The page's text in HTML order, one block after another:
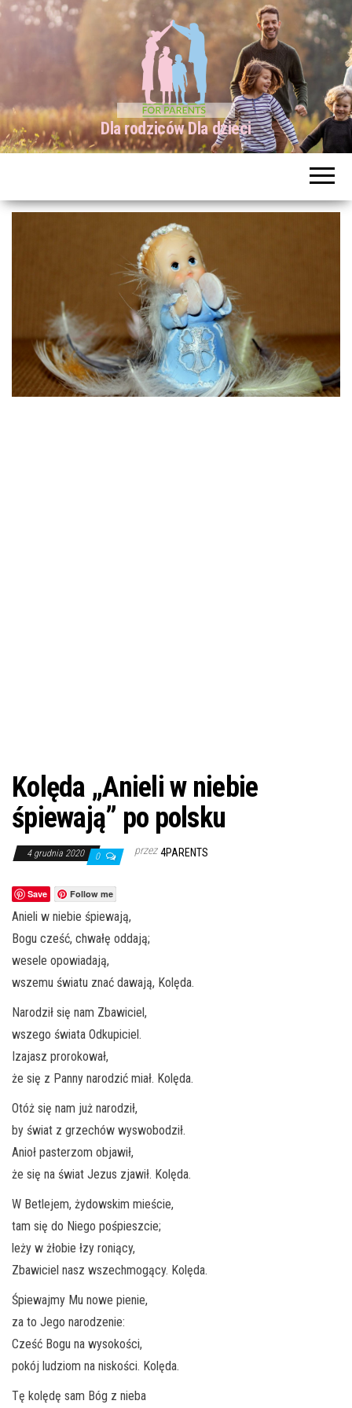
Dla rodziców Dla dzieci
Kolęda „Anieli w niebie
śpiewają” po polsku
4 grudnia 2020 0 przez 4PARENTS
Save Follow me
Anieli w niebie śpiewają,
Bogu cześć, chwałę oddają;
wesele opowiadają,
wszemu światu znać dawają, Kolęda.
Narodził się nam Zbawiciel,
wszego świata Odkupiciel.
Izajasz prorokował,
że się z Panny narodzić miał. Kolęda.
Otóż się nam już narodził,
by świat z grzechów wyswobodził.
Anioł pasterzom objawił,
że się na świat Jezus zjawił. Kolęda.
W Betlejem, żydowskim mieście,
tam się do Niego pośpieszcie;
leży w żłobie łzy roniący,
Zbawiciel nasz wszechmogący. Kolęda.
Śpiewajmy Mu nowe pienie,
za to Jego narodzenie:
Cześć Bogu na wysokości,
pokój ludziom na niskości. Kolęda.
Tę kolędę sam Bóg z nieba